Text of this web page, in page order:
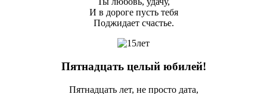
И в дороге пусть тебя
Поджидает счастье.
Пятнадцать целый юбилей!
Пятнадцать лет, не просто дата,